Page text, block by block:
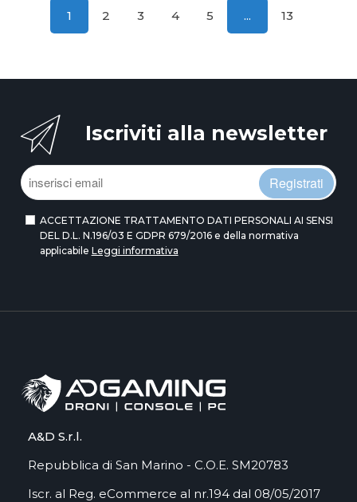
1 2 3 4 5 ... 13
Iscriviti alla newsletter
Registrati
ACCETTAZIONE TRATTAMENTO DATI PERSONALI AI SENSI
DEL D.L. N.196/03 E GDPR 679/2016 e della normativa
applicabile Leggi informativa
A&D S.r.l.
Repubblica di San Marino - C.O.E. SM20783
Iscr. al Reg. eCommerce al nr.194 dal 08/05/2017